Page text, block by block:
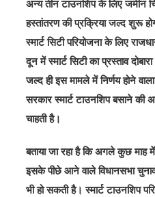
अन्य तीन टाउनशिप के लिए जमीन
हस्तांतरण की प्रक्रिया जल्द शुरू
स्मार्ट सिटी परियोजना के लिए
दून में स्मार्ट सिटी का प्रस्ताव
जल्द ही इस मामले में निर्णय होने
सरकार स्मार्ट टाउनशिप बसाने की
चाहती है।
बताया जा रहा है कि अगले कुछ माह
इसके पीछे आने वाले विधानसभा
भी हो सकती है। स्मार्ट टाउनशिप